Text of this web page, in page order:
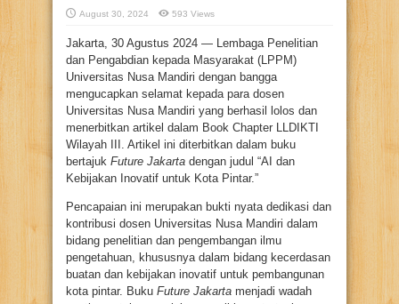
August 30, 2024 593 Views
Jakarta, 30 Agustus 2024 — Lembaga Penelitian
dan Pengabdian kepada Masyarakat (LPPM)
Universitas Nusa Mandiri dengan bangga
mengucapkan selamat kepada para dosen
Universitas Nusa Mandiri yang berhasil lolos dan
menerbitkan artikel dalam Book Chapter LLDIKTI
Wilayah III. Artikel ini diterbitkan dalam buku
bertajuk Future Jakarta dengan judul “AI dan
Kebijakan Inovatif untuk Kota Pintar.”
Pencapaian ini merupakan bukti nyata dedikasi dan
kontribusi dosen Universitas Nusa Mandiri dalam
bidang penelitian dan pengembangan ilmu
pengetahuan, khususnya dalam bidang kecerdasan
buatan dan kebijakan inovatif untuk pembangunan
kota pintar. Buku Future Jakarta menjadi wadah